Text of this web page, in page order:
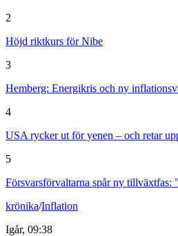
2
Höjd riktkurs för Nibe
3
Hemberg: Energikris och ny
4
USA rycker ut för yenen – och retar
5
Försvarsförvaltarna spår ny tillväxtfas:
krönika/Inflation
Igår, 09:38